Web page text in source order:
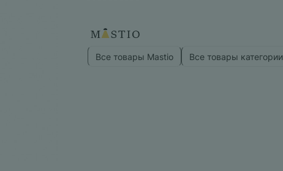
Все товары Mastio Все товары категории